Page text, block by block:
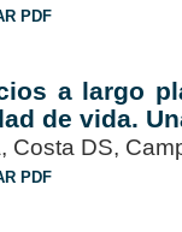
PDF
a largo
de vida.
Costa DS,
PDF